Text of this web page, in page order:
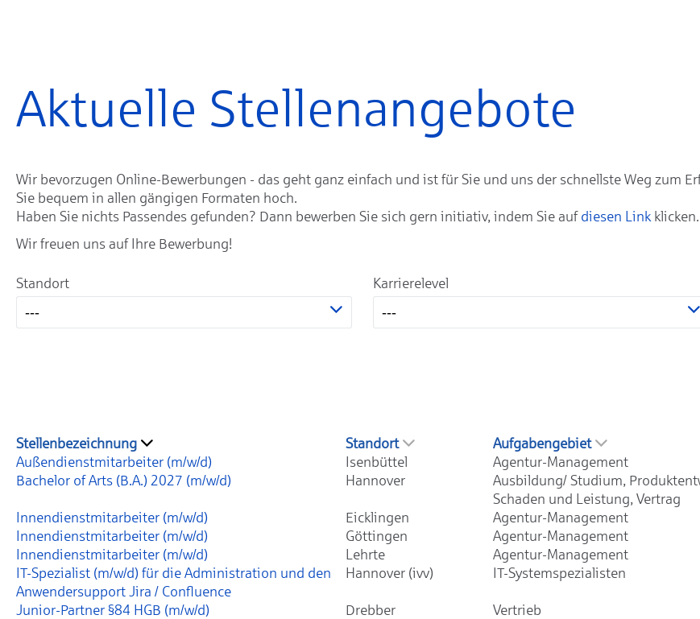
Aktuelle Stellenangebote
Wir bevorzugen Online-Bewerbungen - das geht ganz einfach und ist für Sie und uns der schnellste Weg zum
Sie bequem in allen gängigen Formaten hoch.
Haben Sie nichts Passendes gefunden? Dann bewerben Sie sich gern initiativ, indem Sie auf diesen Linkklicken.
Wir freuen uns auf Ihre Bewerbung!
Standort
---
Karrierelevel
---
Stellenbezeichnung Standort Aufgabengebiet
Außendienstmitarbeiter (m/w/d)
Isenbüttel Agentur-Management
Bachelor of Arts (B.A.) 2027 (m/w/d)
Hannover
Ausbildung/ Studium,
Schaden und Leistung, Vertrag
Innendienstmitarbeiter (m/w/d)
Eicklingen Agentur-Management
Innendienstmitarbeiter (m/w/d)
Göttingen Agentur-Management
Innendienstmitarbeiter (m/w/d)
Lehrte Agentur-Management
IT-Spezialist (m/w/d) für die Administration und den
Anwendersupport Jira / Confluence
Hannover (ivv) IT-Systemspezialisten
Junior-Partner §84 HGB (m/w/d) Drebber Vertrieb